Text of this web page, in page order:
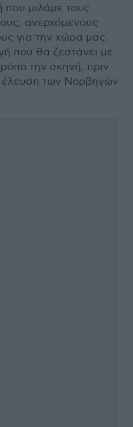
που μιλάμε τους
ανερχόμενους
για την χώρα μας.
που θα ζεστάνει με
την σκηνή, πριν
των Νορβηγών